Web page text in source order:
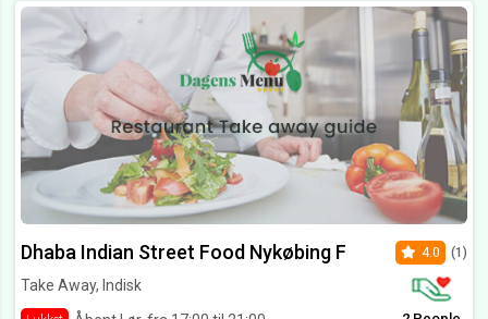
Dhaba Indian Street Food Nykøbing F
Take Away, Indisk
4.0 (1)